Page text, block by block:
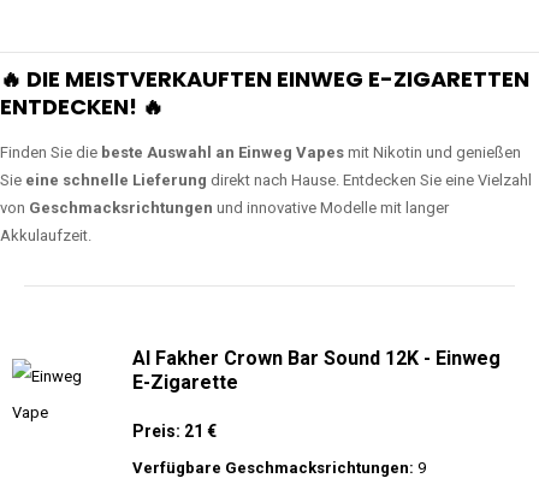
🔥 DIE MEISTVERKAUFTEN EINWEG E-ZIGARETTEN
ENTDECKEN! 🔥
Finden Sie die beste Auswahl an Einweg Vapes mit Nikotin und genießen
Sie eine schnelle Lieferung direkt nach Hause. Entdecken Sie eine Vielzahl
von Geschmacksrichtungen und innovative Modelle mit langer
Akkulaufzeit.
Al Fakher Crown Bar Sound 12K - Einweg
E-Zigarette
Preis: 21 €
Verfügbare Geschmacksrichtungen: 9